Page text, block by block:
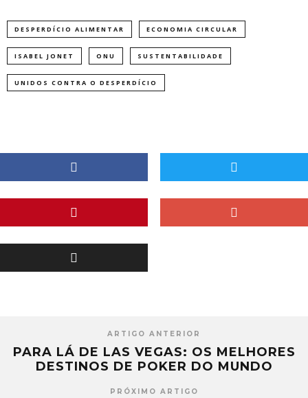
DESPERDÍCIO ALIMENTAR ECONOMIA CIRCULAR
ISABEL JONET ONU SUSTENTABILIDADE
UNIDOS CONTRA O DESPERDÍCIO
ARTIGO ANTERIOR
PARA LÁ DE LAS VEGAS: OS MELHORES
DESTINOS DE POKER DO MUNDO
PRÓXIMO ARTIGO